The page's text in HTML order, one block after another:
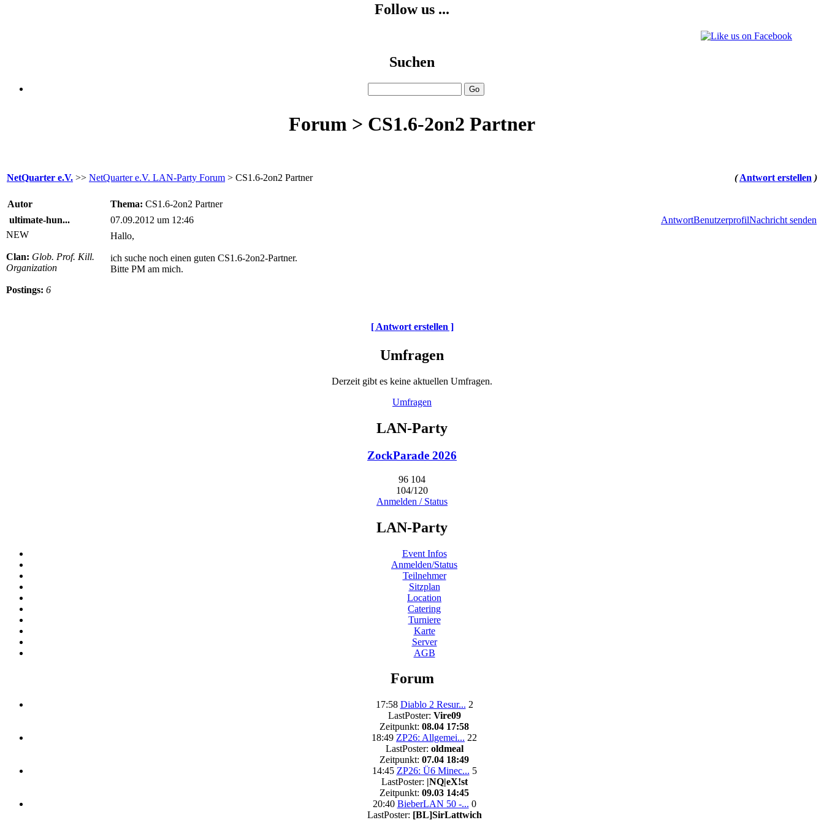
Follow us ...
Suchen
Forum > CS1.6-2on2 Partner
NetQuarter e.V. >> NetQuarter e.V. LAN-Party Forum > CS1.6-2on2 Partner ( Antwort erstellen )
Autor Thema: CS1.6-2on2 Partner
ultimate-hun...
07.09.2012 um 12:46 AntwortBenutzerprofilNachricht senden
NEW
Clan: Glob. Prof. Kill.
Organization
Postings: 6
Hallo,
ich suche noch einen guten CS1.6-2on2-Partner.
Bitte PM am mich.
[ Antwort erstellen ]
Umfragen
Derzeit gibt es keine aktuellen Umfragen.
Umfragen
LAN-Party
ZockParade 2026
96 104
104/120
Anmelden / Status
LAN-Party
Event Infos
Anmelden/Status
Teilnehmer
Sitzplan
Location
Catering
Turniere
Karte
Server
AGB
Forum
17:58 Diablo 2 Resur... 2
LastPoster: Vire09
Zeitpunkt: 08.04 17:58
18:49 ZP26: Allgemei... 22
LastPoster: oldmeal
Zeitpunkt: 07.04 18:49
14:45 ZP26: Ü6 Minec... 5
LastPoster: |NQ|eX!st
Zeitpunkt: 09.03 14:45
20:40 BieberLAN 50 -... 0
LastPoster: [BL]SirLattwich